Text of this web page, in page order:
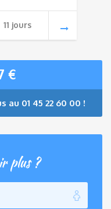
11 jours
€
au 01 45 22 60 00 !
plus ?